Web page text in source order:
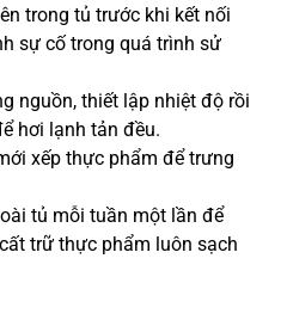
trong tủ trước khi kết nối
sự cố trong quá trình sử
nguồn, thiết lập nhiệt độ rồi
hơi lạnh tản đều.
xếp thực phẩm để trưng
tủ mỗi tuần một lần để
trữ thực phẩm luôn sạch